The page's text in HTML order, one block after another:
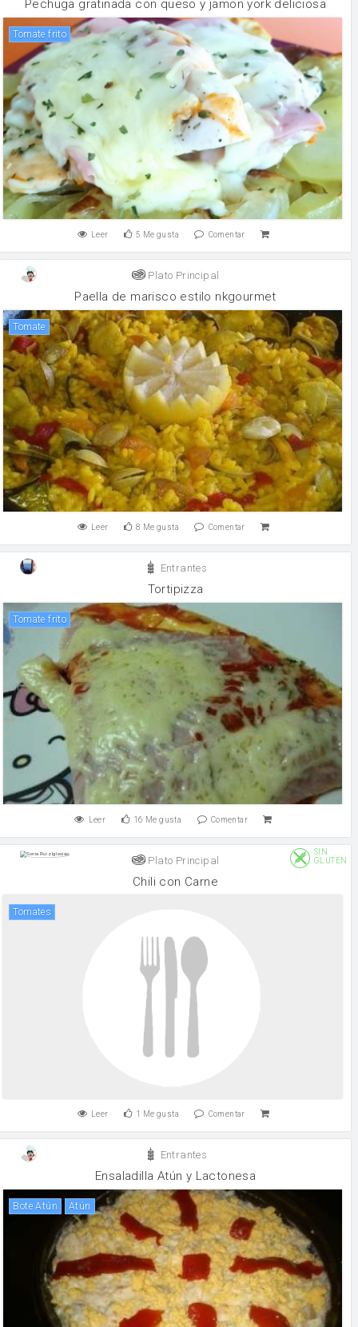
Pechuga gratinada con queso y jamon york deliciosa
tomate frito
Leer 5 Me gusta Comentar
Plato Principal
Paella de marisco estilo nkgourmet
tomate
Leer 8 Me gusta Comentar
Entrantes
Tortipizza
tomate frito
Leer 16 Me gusta Comentar
Plato Principal
SIN
GLUTEN
Chili con Carne
Tomates
Leer 1 Me gusta Comentar
Entrantes
Ensaladilla Atún y Lactonesa
Bote Atún atún